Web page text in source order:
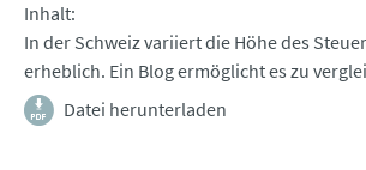
Inhalt
In der Schweiz variiert die Höhe des
erheblich. Ein Blog ermöglicht es zu
Datei herunterladen